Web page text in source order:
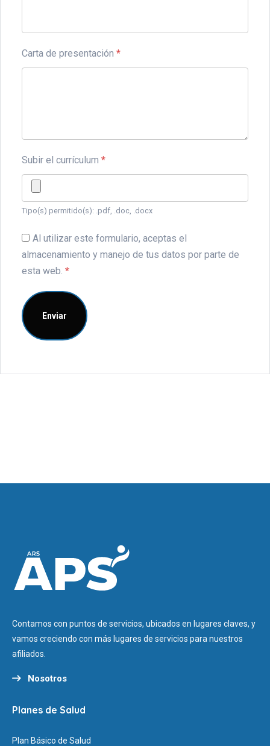
Carta de presentación *
Subir el currículum *
Tipo(s) permitido(s): .pdf, .doc, .docx
Al utilizar este formulario, aceptas el
almacenamiento y manejo de tus datos por parte de
esta web. *
Contamos con puntos de servicios, ubicados en lugares claves, y
vamos creciendo con más lugares de servicios para nuestros
afiliados.
Nosotros
Planes de Salud
Plan Básico de Salud